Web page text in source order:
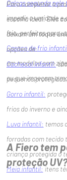
Calças segunda
impedir a umidade e
frio, perfeitas para
Casaco de frio
em modelos com
ou que impeçam a
Para completar a
escolha ideal. Eles
deixam um toque
opções de:
Cachecol infantil:
pequenos
Gorro infantil:
frios do inverno e
Luva infantil: temos
forradas com tecido
criança protegida o
Meia infantil:itens
A Fiero tem
proteção